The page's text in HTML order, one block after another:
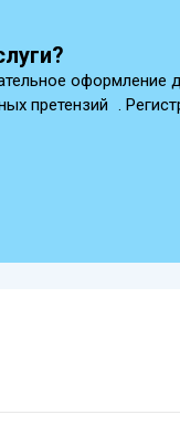
оформление
претензий .